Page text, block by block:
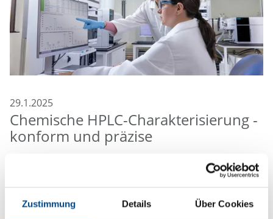
Zustimmung Details Über Cookies
29.1.2025
Chemische HPLC-Charakterisierung -
konform und präzise
GBA Medical Device Services, Teil der GBA Group, freut
sich, die Erweiterung seines Dienstleistungsportfolios
(HPLC)-Analysen zur Charakterisierung von